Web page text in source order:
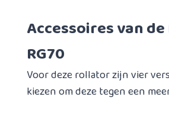
Accessoires van
RG70
Voor deze rollator zijn vier
kiezen om deze tegen een